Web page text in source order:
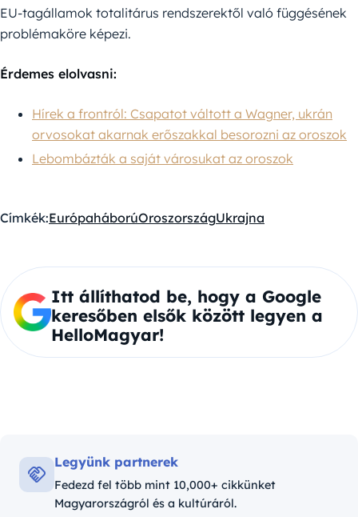
EU-tagállamok totalitárus rendszerektől való függésének
problémaköre képezi.
Érdemes elolvasni:
Hírek a frontról: Csapatot váltott a Wagner, ukrán
orvosokat akarnak erőszakkal besorozni az oroszok
Lebombázták a saját városukat az oroszok
Címkék:EurópaháborúOroszországUkrajna
Itt állíthatod be, hogy a Google
keresőben elsők között legyen a
HelloMagyar!
Legyünk partnerek
Fedezd fel több mint 10,000+ cikkünket
Magyarországról és a kultúráról.